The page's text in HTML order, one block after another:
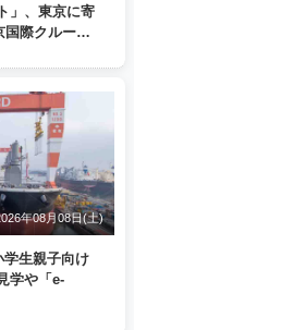
」、東京に寄
際クルーズ
年08月08日(土)
学生親子向け
学や「e-